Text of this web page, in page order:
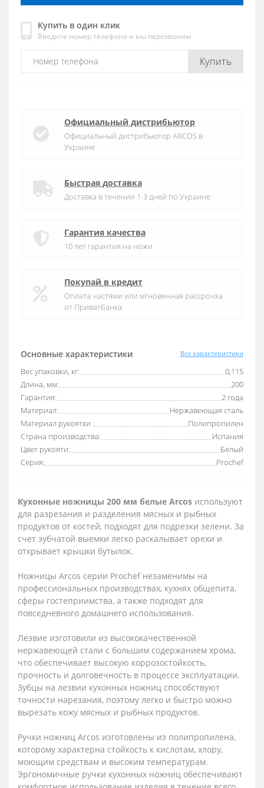
Купить в один клик
Введите номер телефона и мы перезвоним
Купить
Основные характеристики Все характеристики
Вес упаковки, кг:
0,115
Длина, мм:
200
Гарантия:
2 года
Материал:
Нержавеющая сталь
Материал рукоятки :
Полипропилен
Страна производства:
Испания
Цвет рукояти:
Белый
Серия:
Prochef
Официальный дистрибьютор
Официальный дистрибьютор ARCOS в
Украине
Быстрая доставка
Доставка в течении 1-3 дней по Украине
Гарантия качества
10 лет гарантия на ножи
Покупай в кредит
Оплата частями или мгновенная рассрочка
от ПриватБанка
Кухонные ножницы 200 мм белые Arcos используют
для разрезания и разделения мясных и рыбных
продуктов от костей, подходят для подрезки зелени. За
счет зубчатой выемки легко раскалывает орехи и
открывает крышки бутылок.
Ножницы Arcos серии Prochef незаменимы на
профессиональных производствах, кухнях общепита,
сферы гостеприимства, а также подходят для
повседневного домашнего использования.
Лезвие изготовили из высококачественной
нержавеющей стали с большим содержанием хрома,
что обеспечивает высокую коррозостойкость,
прочность и долговечность в процессе эксплуатации.
Зубцы на лезвии кухонных ножниц способствуют
точности нарезания, поэтому легко и быстро можно
вырезать кожу мясных и рыбных продуктов.
Ручки ножниц Arcos изготовлены из полипропилена,
которому характерна стойкость к кислотам, хлору,
моющим средствам и высоким температурам.
Эргономичные ручки кухонных ножниц обеспечивают